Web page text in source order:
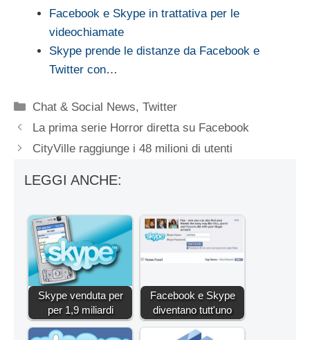
Facebook e Skype in trattativa per le
videochiamate
Skype prende le distanze da Facebook e
Twitter con…
Categorie
Chat & Social News,Twitter
La prima serie Horror diretta su Facebook
CityVille raggiunge i 48 milioni di utenti
LEGGI ANCHE:
Skype venduta per
per 1,9 miliardi
Facebook e Skype
diventano tutt'uno